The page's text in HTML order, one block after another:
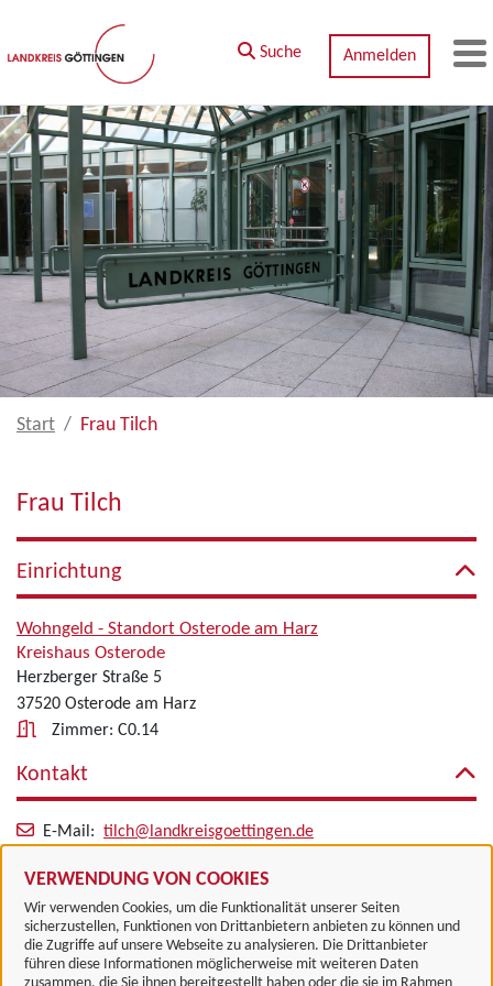
Zum Hauptinhalt springen
VERWENDUNG VON COOKIES
Wir verwenden Cookies, um die Funktionalität unserer Seiten
sicherzustellen, Funktionen von Drittanbietern anbieten zu können und
die Zugriffe auf unsere Webseite zu analysieren. Die Drittanbieter
führen diese Informationen möglicherweise mit weiteren Daten
Suche Anmelden
Start Frau Tilch
Frau Tilch
Einrichtung
Wohngeld - Standort Osterode am Harz
Kreishaus Osterode
Herzberger Straße 5
37520 Osterode am Harz
Zimmer: C0.14
Kontakt
E-Mail: tilch@landkreisgoettingen.de
Alle zugeordneten Einrichtungen